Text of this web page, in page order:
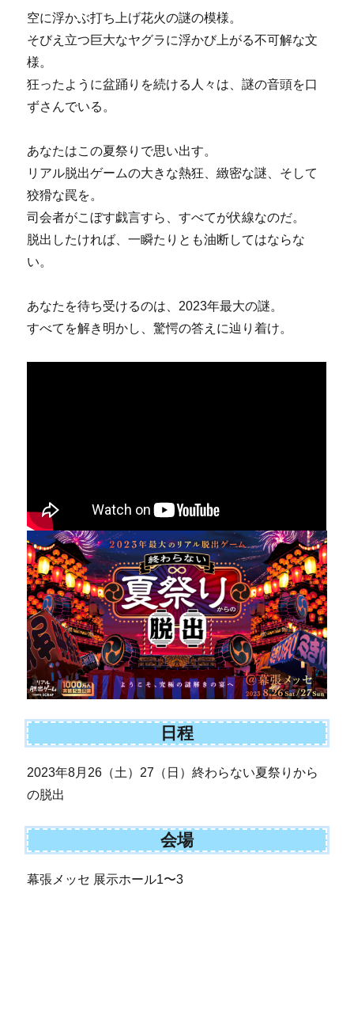
空に浮かぶ打ち上げ花火の謎の模様。
そびえ立つ巨大なヤグラに浮かび上がる不可解な文
様。
狂ったように盆踊りを続ける人々は、謎の音頭を口
ずさんでいる。
あなたはこの夏祭りで思い出す。
リアル脱出ゲームの大きな熱狂、緻密な謎、そして
狡猾な罠を。
司会者がこぼす戯言すら、すべてが伏線なのだ。
脱出したければ、一瞬たりとも油断してはならな
い。
あなたを待ち受けるのは、2023年最大の謎。
すべてを解き明かし、驚愕の答えに辿り着け。
日程
2023年8月26（土）27（日）終わらない夏祭りから
の脱出
会場
幕張メッセ 展示ホール1〜3